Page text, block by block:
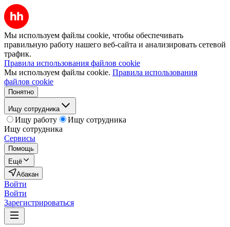
Мы используем файлы cookie, чтобы обеспечивать
правильную работу нашего веб-сайта и анализировать сетевой
трафик.
Правила использования файлов cookie
Мы используем файлы cookie. Правила использования
файлов cookie
Понятно
Ищу сотрудника
Ищу работу
Ищу сотрудника
Ищу сотрудника
Сервисы
Помощь
Ещё
Абакан
Войти
Войти
Зарегистрироваться